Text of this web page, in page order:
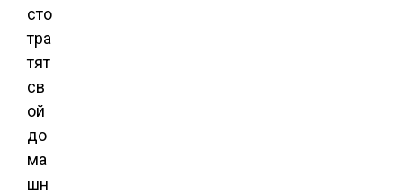
сто
тра
тят
св
ой
до
ма
шн